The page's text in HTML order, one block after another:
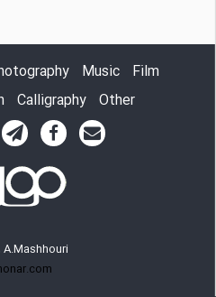
Music
Film
Calligraphy Other